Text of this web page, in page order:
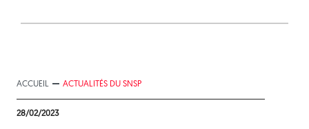
ACCUEIL ACTUALITÉS DU SNSP
28/02/2023